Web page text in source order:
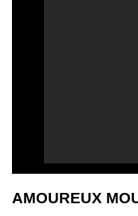
AMOUREUX